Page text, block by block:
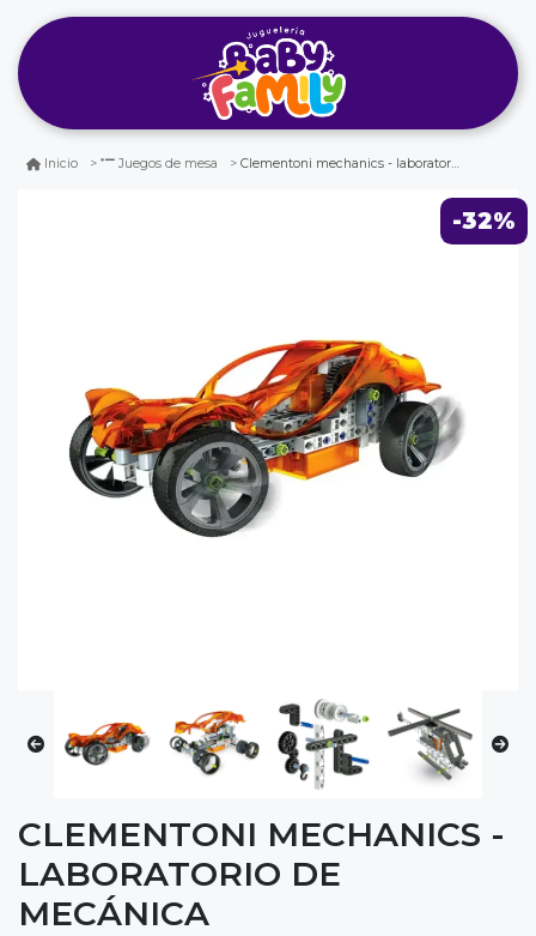
Inicio Juegos de mesa Clementoni mechanics - laboratorio de mecánica
-32%
CLEMENTONI MECHANICS -
LABORATORIO DE
MECÁNICA